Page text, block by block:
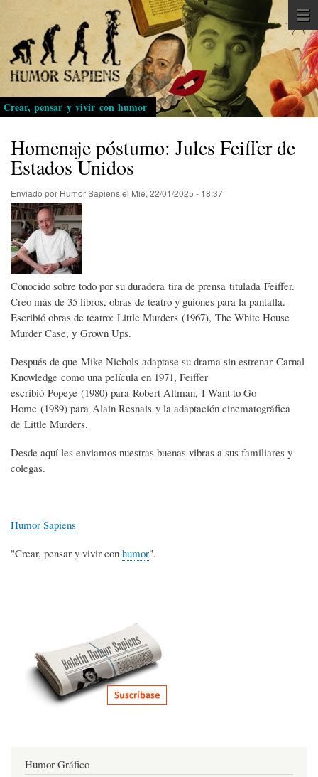
Pasar
al
contenido
principal
Crear, pensar y vivir con humor
Homenaje póstumo: Jules Feiffer de
Estados Unidos
Enviado por Humor Sapiensel Mié, 22/01/2025 - 18:37
Conocido sobre todo por su duradera tira de prensa titulada Feiffer.
Creo más de 35 libros, obras de teatro y guiones para la pantalla.
Escribió obras de teatro: Little Murders (1967), The White House
Murder Case, y Grown Ups.
Después de que Mike Nichols adaptase su drama sin estrenar Carnal
Knowledge como una película en 1971, Feiffer
escribió Popeye (1980) para Robert Altman, I Want to Go
Home (1989) para Alain Resnais y la adaptación cinematográfica
de Little Murders.
Desde aquí les enviamos nuestras buenas vibras a sus familiares y
colegas.
Humor Sapiens
"Crear, pensar y vivir con humor".
Humor Gráfico